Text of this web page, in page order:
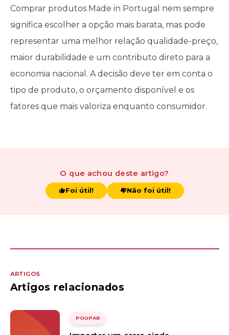
Comprar produtos Made in Portugal nem sempre
significa escolher a opção mais barata, mas pode
representar uma melhor relação qualidade-preço,
maior durabilidade e um contributo direto para a
economia nacional. A decisão deve ter em conta o
tipo de produto, o orçamento disponível e os
fatores que mais valoriza enquanto consumidor.
O que achou deste artigo?
Foi útil! Não foi útil!
ARTIGOS
Artigos relacionados
POUPAR